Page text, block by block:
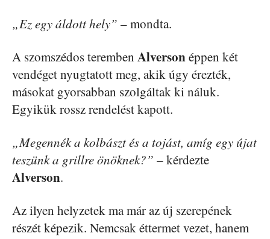
„Ez egy áldott hely” – mondta.
A szomszédos teremben Alversonéppen két
vendéget nyugtatott meg, akik úgy érezték,
másokat gyorsabban szolgáltak ki náluk.
Egyikük rossz rendelést kapott.
„Megennék a kolbászt és a tojást, amíg egy újat
teszünk a grillre önöknek?” – kérdezte
Alverson.
Az ilyen helyzetek ma már az új szerepének
részét képezik. Nemcsak éttermet vezet, hanem